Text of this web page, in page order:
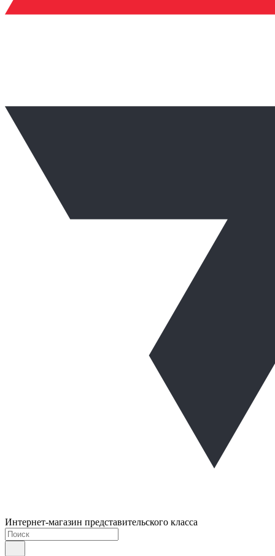
Интернет-магазин представительского класса